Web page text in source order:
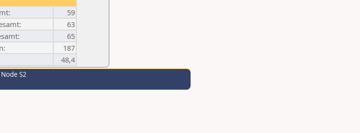
59
63
65
187
48,4
S2